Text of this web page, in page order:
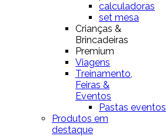
calculadoras
set mesa
Crianças &
Brincadeiras
Premium
Viagens
Treinamento,
Feiras &
Eventos
Pastas eventos
Produtos em
destaque